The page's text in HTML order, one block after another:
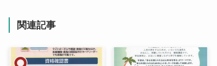
関連記事